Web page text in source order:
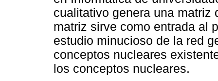
cualitativo genera una matriz
matriz sirve como entrada al
estudio minucioso de la red
conceptos nucleares
los conceptos nucleares.